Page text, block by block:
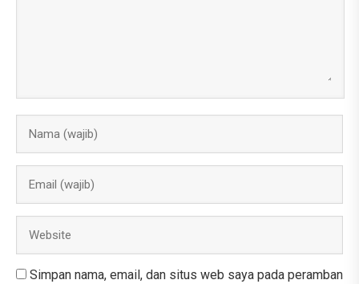
Simpan nama, email, dan situs web saya pada peramban